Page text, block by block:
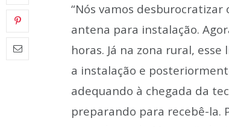
“Nós vamos
antena para instalação.
horas. Já na zona rural,
a instalação e
adequando à chegada da
preparando para recebê-la.